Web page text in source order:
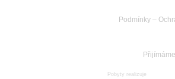
Podmínky–
Pobyty realizuje